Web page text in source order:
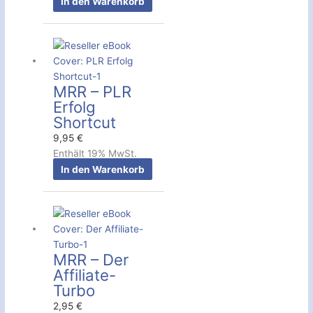
MRR – PLR
Erfolg
Shortcut
9,95 €
Enthält 19% MwSt.
In den Warenkorb
MRR – Der
Affiliate-
Turbo
2,95 €